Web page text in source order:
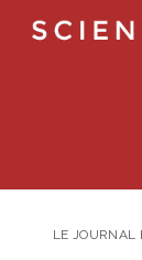
LE JOURNAL